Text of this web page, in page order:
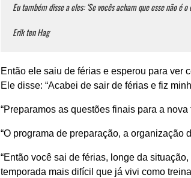
Eu também disse a eles: ‘Se vocês acham que esse não é
Erik ten Hag
Então ele saiu de férias e esperou para ver
Ele disse: “Acabei de sair de férias e fiz
“Preparamos as questões finais para a
“O programa de preparação, a organização
“Então você sai de férias, longe da
temporada mais difícil que já vivi como